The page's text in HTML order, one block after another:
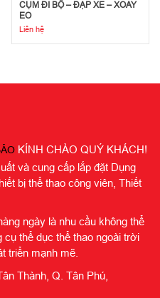
CỤM ĐI BỘ – ĐẠP XE – XOAY
EO
Liên hệ
KÍNH CHÀO QUÝ KHÁCH!
và cung cấp lắp đặt Dụng
bị thể thao công viên, Thiết
ngày là nhu cầu không thể
thể dục thể thao ngoài trời
triển mạnh mẽ.
Thành, Q. Tân Phú,